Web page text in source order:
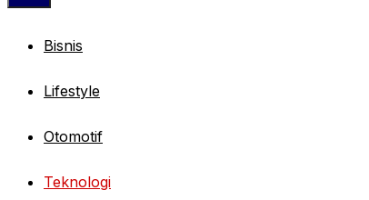
Bisnis
Lifestyle
Otomotif
Teknologi